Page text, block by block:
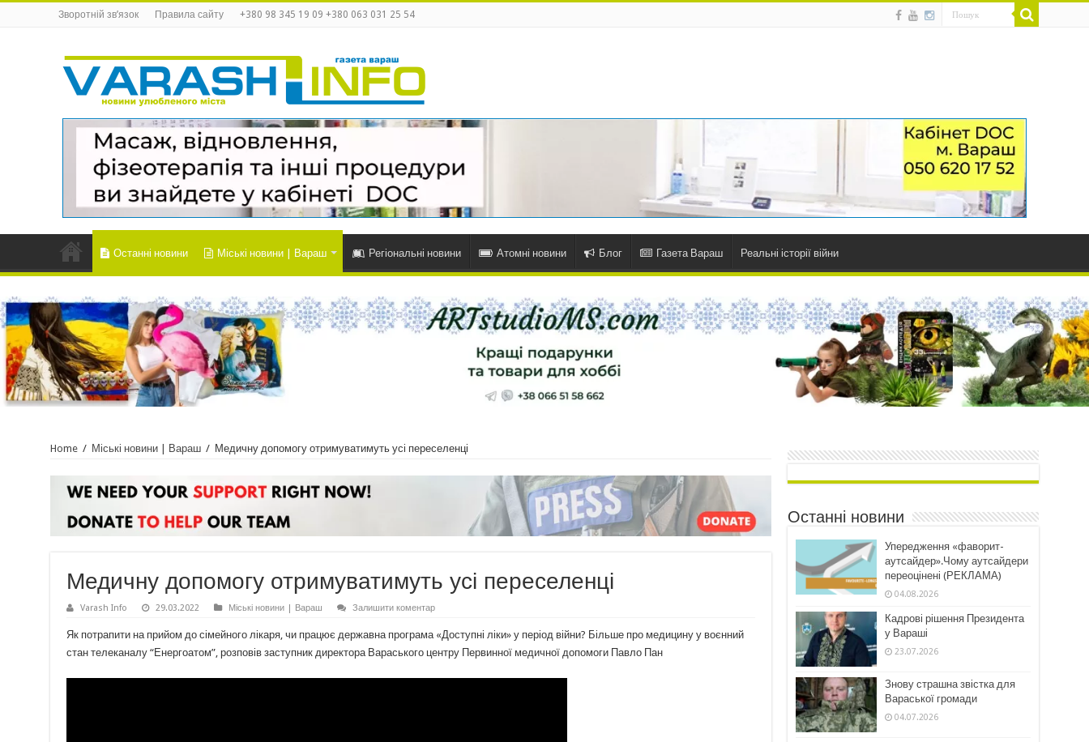
Зворотній зв’язок Правила сайту +380 98 345 19 09 +380 063 031 25 54
Останні новини Міські новини | Вараш Регіональні новини Атомні новини Блог Газета Вараш Реальні історії війни
Home / Міські новини | Вараш / Медичну допомогу отримуватимуть усі переселенці
Медичну допомогу отримуватимуть усі переселенці
Varash Info 29.03.2022 Міські новини | Вараш Залишити коментар
Як потрапити на прийом до сімейного лікаря, чи працює державна програма «Доступні ліки» у період війни? Більше про медицину у воєнний
стан телеканалу “Енергоатом”, розповів заступник директора Вараського центру Первинної медичної допомоги Павло Пан
Останні новини
Упередження «фаворит-
аутсайдер».Чому аутсайдери
переоцінені (РЕКЛАМА)
04.08.2026
Кадрові рішення Президента
у Вараші
23.07.2026
Знову страшна звістка для
Вараської громади
04.07.2026